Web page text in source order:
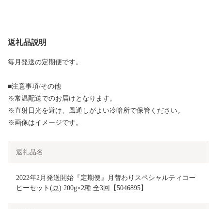
返礼品説明
毎月発送の定期便です。
■注意事項/その他
※常温配送でのお届けとなります。
※直射日光を避け、風通しがよい冷暗所で保管ください。
※画像はイメージです。
返礼品名
2022年2月発送開始『定期便』月替わりスペシャルティコー
ヒーセット(豆) 200g×2種 全3回【5046895】